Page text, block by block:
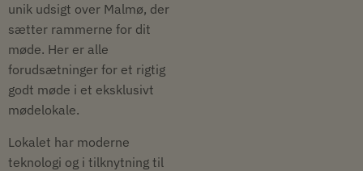
unik udsigt over Malmø, der
sætter rammerne for dit
møde. Her er alle
forudsætninger for et rigtig
godt møde i et eksklusivt
mødelokale.
Lokalet har moderne
teknologi og i tilknytning til